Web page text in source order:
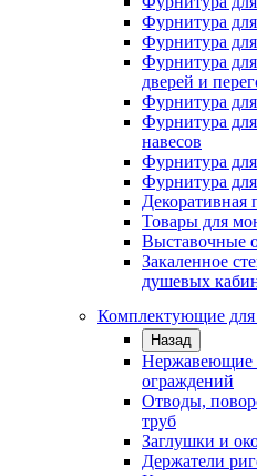
Фурнитура
Фурнитура
Фурнитура
дверей и
Фурнитура
Фурнитура
навесов
Фурнитура
Фурнитура для
Декоративная
Товары для
Выставочные
Закаленное
душевых
Комплектующие
Назад
Нержавеющие
ограждений
Отводы,
труб
Заглушки и
Держатели